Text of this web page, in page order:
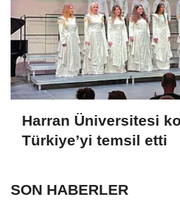
Harran Üniversitesi
Türkiye’yi temsil etti
SON HABERLER